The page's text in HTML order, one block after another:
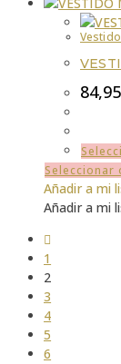
84,95
Seleccionar
Añadir a mi
Añadir a mi
1
2
3
4
5
6